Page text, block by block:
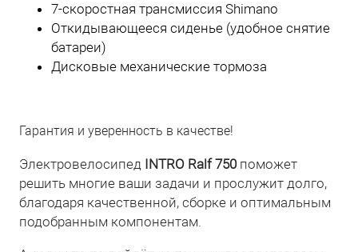
7-скоростная трансмиссия Shimano
Откидывающееся сиденье (удобное снятие
батареи)
Дисковые механические тормоза
Гарантия и уверенность в качестве!
Электровелосипед INTRO Ralf 750поможет
решить многие ваши задачи и прослужит долго,
благодаря качественной, сборке и оптимальным
подобранным компонентам.